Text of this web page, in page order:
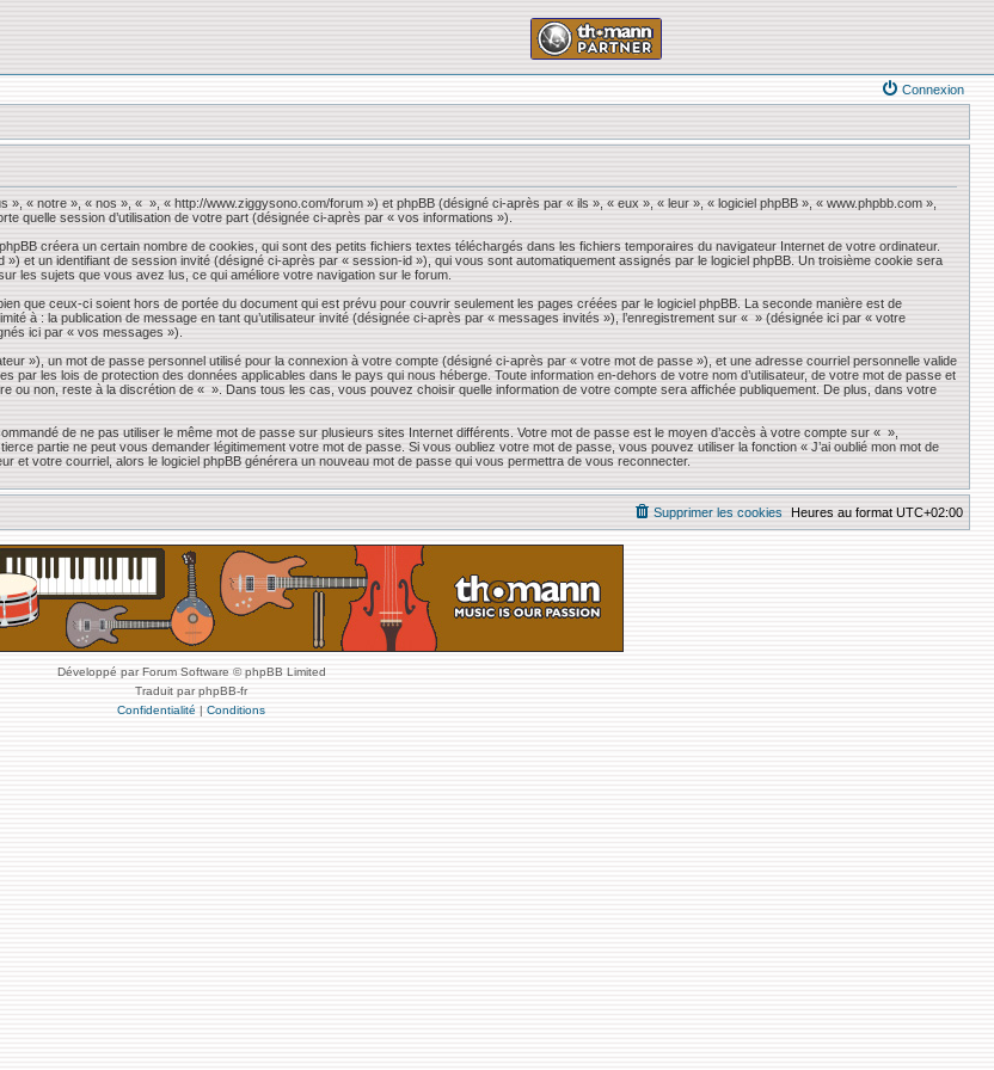
Connexion
« notre », « nos », « », « http://www.ziggysono.com/forum ») et phpBB (désigné ci-après par « ils », « eux », « leur », « logiciel phpBB », « www.phpbb.com »,
quelle session d’utilisation de votre part (désignée ci-après par « vos informations »).
créera un certain nombre de cookies, qui sont des petits fichiers textes téléchargés dans les fichiers temporaires du navigateur Internet de votre ordinateur.
et un identifiant de session invité (désigné ci-après par « session-id »), qui vous sont automatiquement assignés par le logiciel phpBB. Un troisième cookie sera
les sujets que vous avez lus, ce qui améliore votre navigation sur le forum.
que ceux-ci soient hors de portée du document qui est prévu pour couvrir seulement les pages créées par le logiciel phpBB. La seconde manière est de
à : la publication de message en tant qu’utilisateur invité (désignée ci-après par « messages invités »), l’enregistrement sur « » (désignée ici par « votre
ici par « vos messages »).
»), un mot de passe personnel utilisé pour la connexion à votre compte (désigné ci-après par « votre mot de passe »), et une adresse courriel personnelle valide
les lois de protection des données applicables dans le pays qui nous héberge. Toute information en-dehors de votre nom d’utilisateur, de votre mot de passe et
ou non, reste à la discrétion de « ». Dans tous les cas, vous pouvez choisir quelle information de votre compte sera affichée publiquement. De plus, dans votre
de ne pas utiliser le même mot de passe sur plusieurs sites Internet différents. Votre mot de passe est le moyen d’accès à votre compte sur « »,
partie ne peut vous demander légitimement votre mot de passe. Si vous oubliez votre mot de passe, vous pouvez utiliser la fonction « J’ai oublié mon mot de
et votre courriel, alors le logiciel phpBB générera un nouveau mot de passe qui vous permettra de vous reconnecter.
Heures au format UTC+02:00
Supprimer les cookies
Développé par Forum Software © phpBB Limited
Traduit par phpBB-fr
Confidentialité | Conditions